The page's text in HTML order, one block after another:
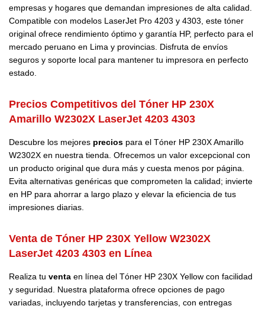
empresas y hogares que demandan impresiones de alta calidad.
Compatible con modelos LaserJet Pro 4203 y 4303, este tóner
original ofrece rendimiento óptimo y garantía HP, perfecto para el
mercado peruano en Lima y provincias. Disfruta de envíos
seguros y soporte local para mantener tu impresora en perfecto
estado.
Precios Competitivos del Tóner HP 230X
Amarillo W2302X LaserJet 4203 4303
Descubre los mejores precios para el Tóner HP 230X Amarillo
W2302X en nuestra tienda. Ofrecemos un valor excepcional con
un producto original que dura más y cuesta menos por página.
Evita alternativas genéricas que comprometen la calidad; invierte
en HP para ahorrar a largo plazo y elevar la eficiencia de tus
impresiones diarias.
Venta de Tóner HP 230X Yellow W2302X
LaserJet 4203 4303 en Línea
Realiza tu venta en línea del Tóner HP 230X Yellow con facilidad
y seguridad. Nuestra plataforma ofrece opciones de pago
variadas, incluyendo tarjetas y transferencias, con entregas